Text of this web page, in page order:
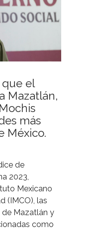
que el
Mazatlán,
más
México.
de
2023,
Mexicano
(IMCO), las
de Mazatlán y
como